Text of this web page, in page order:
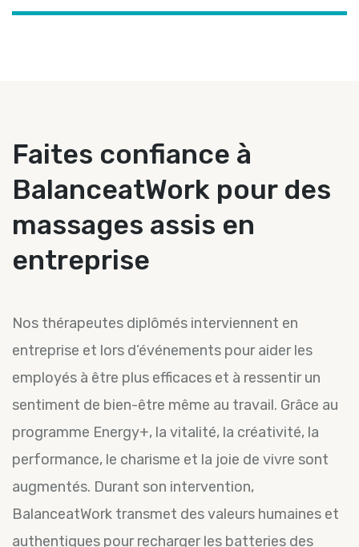
Faites confiance à
BalanceatWork pour des
massages assis en
entreprise
Nos thérapeutes diplômés interviennent en
entreprise et lors d’événements pour aider les
employés à être plus efficaces et à ressentir un
sentiment de bien-être même au travail. Grâce au
programme Energy+, la vitalité, la créativité, la
performance, le charisme et la joie de vivre sont
augmentés. Durant son intervention,
BalanceatWork transmet des valeurs humaines et
authentiques pour recharger les batteries des